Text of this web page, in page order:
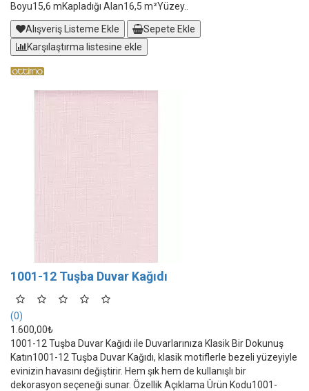
Boyu15,6 mKapladığı Alan16,5 m²Yüzey..
Alışveriş Listeme Ekle
Sepete Ekle
Karşılaştırma listesine ekle
1001-12 Tuşba Duvar Kağıdı
(0)
1.600,00₺
1001-12 Tuşba Duvar Kağıdı ile Duvarlarınıza Klasik Bir Dokunuş
Katın1001-12 Tuşba Duvar Kağıdı, klasik motiflerle bezeli yüzeyiyle
evinizin havasını değiştirir. Hem şık hem de kullanışlı bir
dekorasyon seçeneği sunar. Özellik Açıklama Ürün Kodu1001-